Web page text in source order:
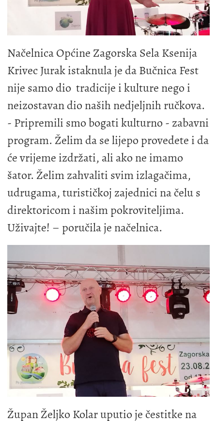
Načelnica Općine Zagorska Sela Ksenija
Krivec Jurak istaknula je da Bučnica Fest
nije samo dio tradicije i kulture nego i
neizostavan dio naših nedjeljnih ručkova.
- Pripremili smo bogati kulturno - zabavni
program. Želim da se lijepo provedete i da
će vrijeme izdržati, ali ako ne imamo
šator. Želim zahvaliti svim izlagačima,
udrugama, turističkoj zajednici na čelu s
direktoricom i našim pokroviteljima.
Uživajte! – poručila je načelnica.
Župan Željko Kolar uputio je čestitke na